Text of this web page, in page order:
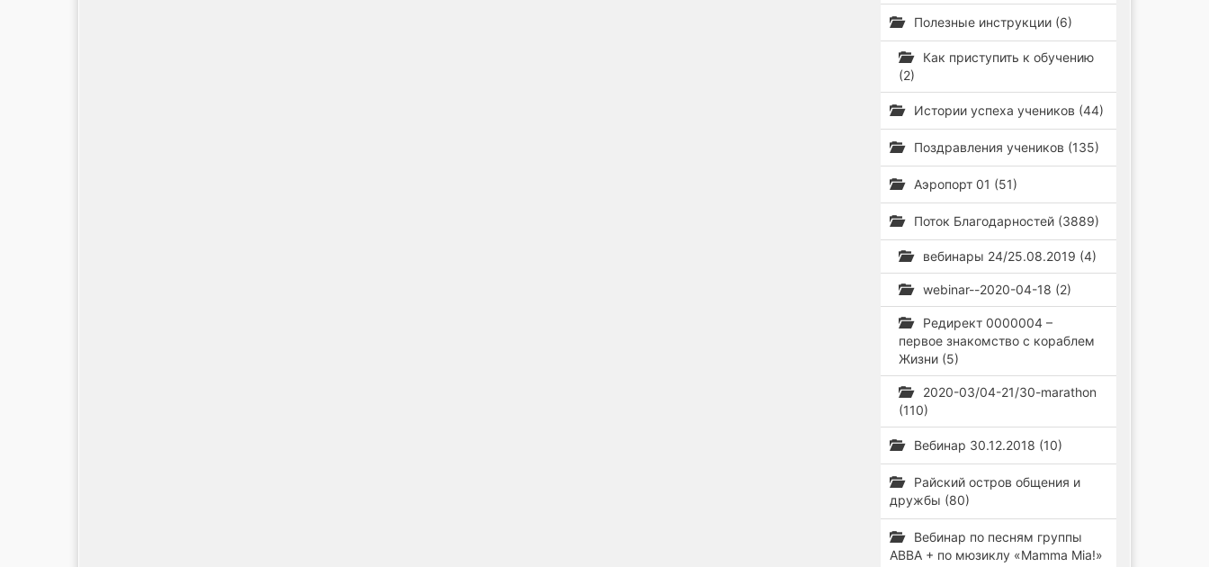
Полезные инструкции (6)
Как приступить к обучению
(2)
Истории успеха учеников (44)
Поздравления учеников (135)
Аэропорт 01 (51)
Поток Благодарностей (3889)
вебинары 24/25.08.2019 (4)
webinar--2020-04-18 (2)
Редирект 0000004 –
первое знакомство с кораблем
Жизни (5)
2020-03/04-21/30-marathon
(110)
Вебинар 30.12.2018 (10)
Райский остров общения и
дружбы (80)
Вебинар по песням группы
ABBA + по мюзиклу «Mamma Mia!»